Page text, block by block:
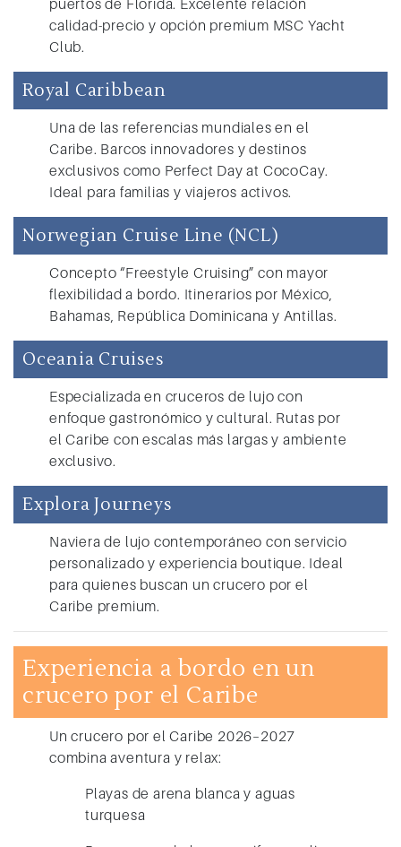
calidad-precio y opción premium MSC Yacht
Club.
Royal Caribbean
Una de las referencias mundiales en el
Caribe. Barcos innovadores y destinos
exclusivos como Perfect Day at CocoCay.
Ideal para familias y viajeros activos.
Norwegian Cruise Line (NCL)
Concepto “Freestyle Cruising” con mayor
flexibilidad a bordo. Itinerarios por México,
Bahamas, República Dominicana y Antillas.
Oceania Cruises
Especializada en cruceros de lujo con
enfoque gastronómico y cultural. Rutas por
el Caribe con escalas más largas y ambiente
exclusivo.
Explora Journeys
Naviera de lujo contemporáneo con servicio
personalizado y experiencia boutique. Ideal
para quienes buscan un crucero por el
Caribe premium.
Experiencia a bordo en un
crucero por el Caribe
Uncrucero por el Caribe 2026–2027
combina aventura y relax:
Playas de arena blanca y aguas
turquesa